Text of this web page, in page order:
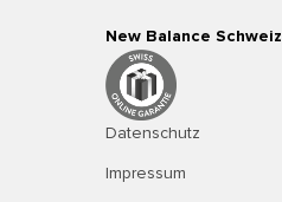
New Balance Schweiz
Datenschutz
Impressum